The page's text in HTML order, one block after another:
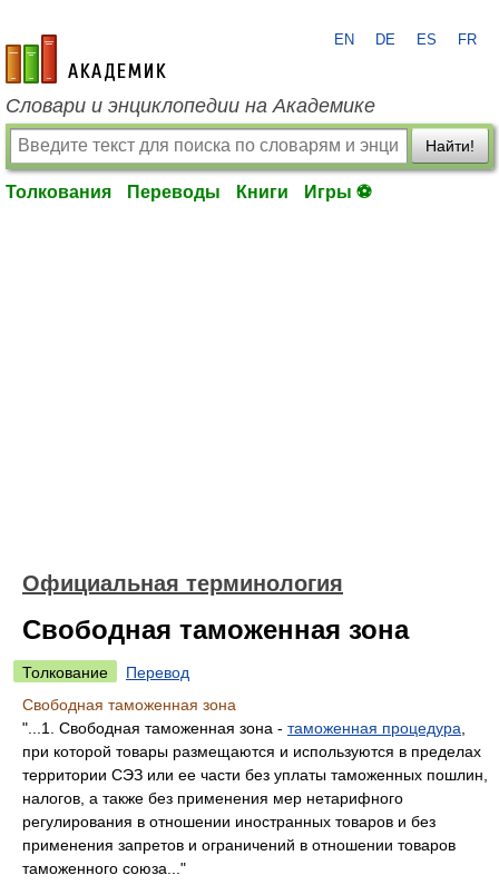
academic.ru
EN DE ES FR
Словари и энциклопедии на Академике
Найти!
Толкования Переводы Книги Игры ⚽
Официальная терминология
Свободная таможенная зона
Толкование
Перевод
Свободная таможенная зона
"...1. Свободная таможенная зона - таможенная процедура
при которой товары размещаются и используются в пределах
территории СЭЗ или ее части без уплаты таможенных пошлин,
налогов, а также без применения мер нетарифного
регулирования в отношении иностранных товаров и без
применения запретов и ограничений в отношении товаров
таможенного союза..."